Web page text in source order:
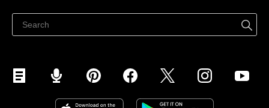
Prodaja na Instagramu